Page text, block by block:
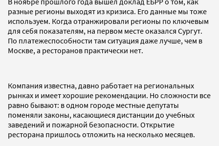
разные регионы выходят из кризиса. Его данные мы тоже
используем. Когда отранжировали регионы по ключевым
для себя показателям, на первом месте оказался Сургут.
По платежеспособности там ситуация даже лучше, чем в
Москве, а ресторанов практически нет.
Компания известна, давно работает на региональных
рынках и имеет хорошие рекомендации. Но сложности все
равно бывают: в одном городе местные депутаты
поменяли законы, касающиеся дистанции до учебных
заведений и пожарной безопасности. Открытие
ресторана пришлось отложить на несколько месяцев.